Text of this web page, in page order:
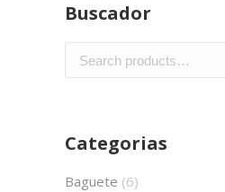
Buscador
Categorias
Baguete (6)